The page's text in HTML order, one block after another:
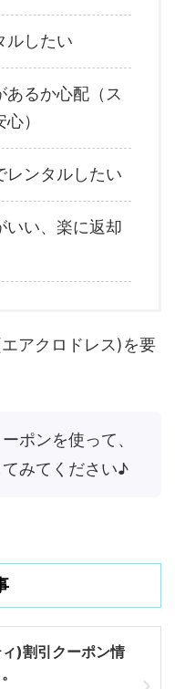
ルしたい
あるか心配（ス
）
レンタルしたい
いい、楽に返却
アクロドレス)を要
ポンを使って、
みてください♪
)割引クーポン情